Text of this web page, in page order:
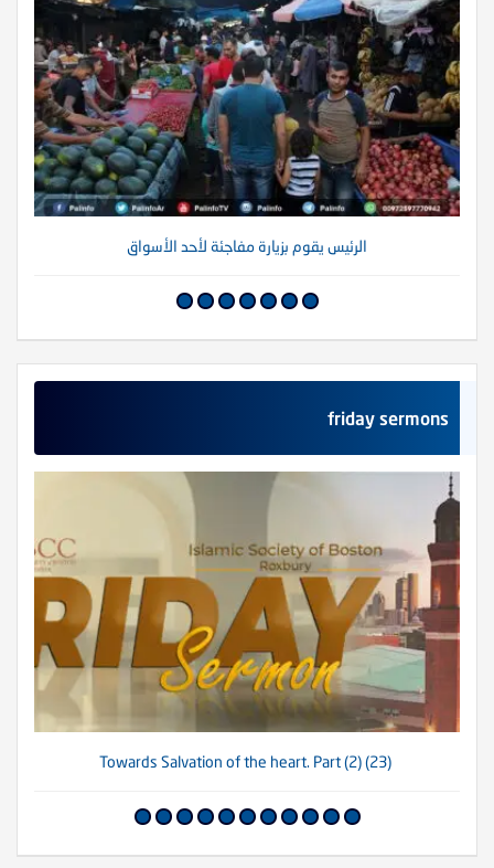
الرئيس يقوم بزيارة مفاجئة لأحد الأسواق
friday sermons
(23) Towards Salvation of the heart. Part (2)